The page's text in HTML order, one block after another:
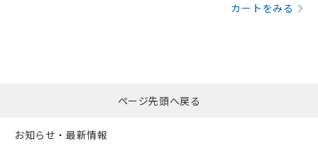
カートをみる
ページ先頭へ戻る
お知らせ・最新情報